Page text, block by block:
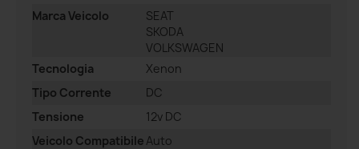
Marca Veicolo
SEAT
SKODA
VOLKSWAGEN
Tecnologia
Xenon
Tipo Corrente
DC
Tensione
12v DC
Veicolo Compatibile Auto